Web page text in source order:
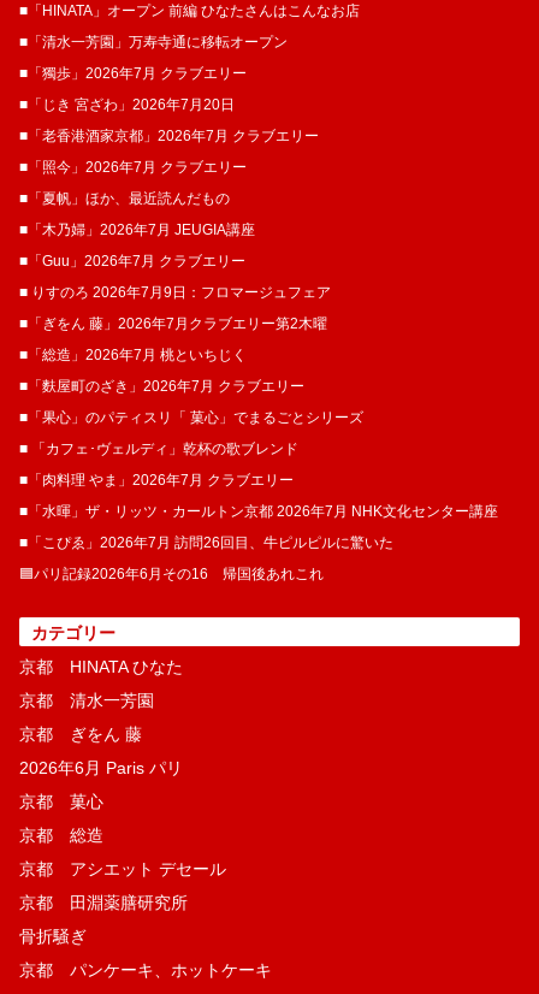
■「HINATA」オープン 前編 ひなたさんはこんなお店
■「清水一芳園」万寿寺通に移転オープン
■「獨歩」2026年7月 クラブエリー
■「じき 宮ざわ」2026年7月20日
■「老香港酒家京都」2026年7月 クラブエリー
■「照今」2026年7月 クラブエリー
■「夏帆」ほか、最近読んだもの
■「木乃婦」2026年7月 JEUGIA講座
■「Guu」2026年7月 クラブエリー
■ りすのろ 2026年7月9日：フロマージュフェア
■「ぎをん 藤」2026年7月クラブエリー第2木曜
■「総造」2026年7月 桃といちじく
■「麩屋町のざき」2026年7月 クラブエリー
■「果心」のパティスリ「 菓​心」でまるごとシリーズ
■ 「カフェ･ヴェルディ」乾杯の歌ブレンド
■「肉料理 やま」2026年7月 クラブエリー
■「水暉」ザ・リッツ・カールトン京都 2026年7月 NHK文化センター講座
■「こぴゑ」2026年7月 訪問26回目、牛ピルピルに驚いた
🟦パリ記録2026年6月その16 帰国後あれこれ
カテゴリー
京都 HINATA ひなた
京都 清水一芳園
京都 ぎをん 藤
2026年6月 Paris パリ
京都 菓​心
京都 総造
京都 アシエット デセール
京都 田淵薬膳研究所
骨折騒ぎ
京都 パンケーキ、ホットケーキ